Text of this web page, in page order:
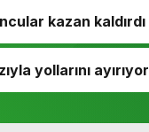
kazan kaldırdı
yollarını ayırıyor